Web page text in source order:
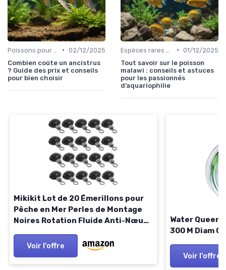
• 02/12/2025
Combien coûte un ancistrus
? Guide des prix et conseils
pour bien choisir
• 01/12/2025
Tout savoir sur le poisson
malawi : conseils et astuces
pour les passionnés
d’aquariophilie
Mikikit Lot de 20 Émerillons pour
Pêche en Mer Perles de Montage
Noires Rotation Fluide Anti-Nœud
L’Abrasion pour Leurres Silure
Accessoires Légers pour
Voir l'offre
Water Queen
300 M Diam
Voir l'offre